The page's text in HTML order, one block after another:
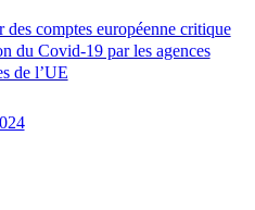
des comptes européenne critique
du Covid-19 par les agences
de l’UE